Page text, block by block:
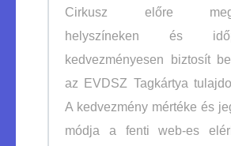
Cirkusz előre
helyszíneken és
kedvezményesen biztosít
az EVDSZ Tagkártya
A kedvezmény mértéke és
módja a fenti web-es